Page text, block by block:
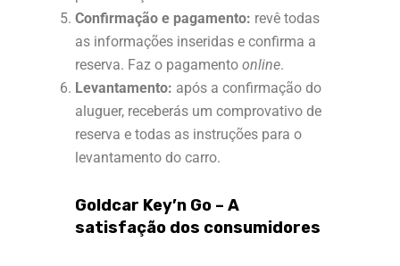
Confirmação e pagamento: revê todas
as informações inseridas e confirma a
reserva. Faz o pagamento online.
Levantamento: após a confirmação do
aluguer, receberás um comprovativo de
reserva e todas as instruções para o
levantamento do carro.
Goldcar Key’n Go – A
satisfação dos consumidores